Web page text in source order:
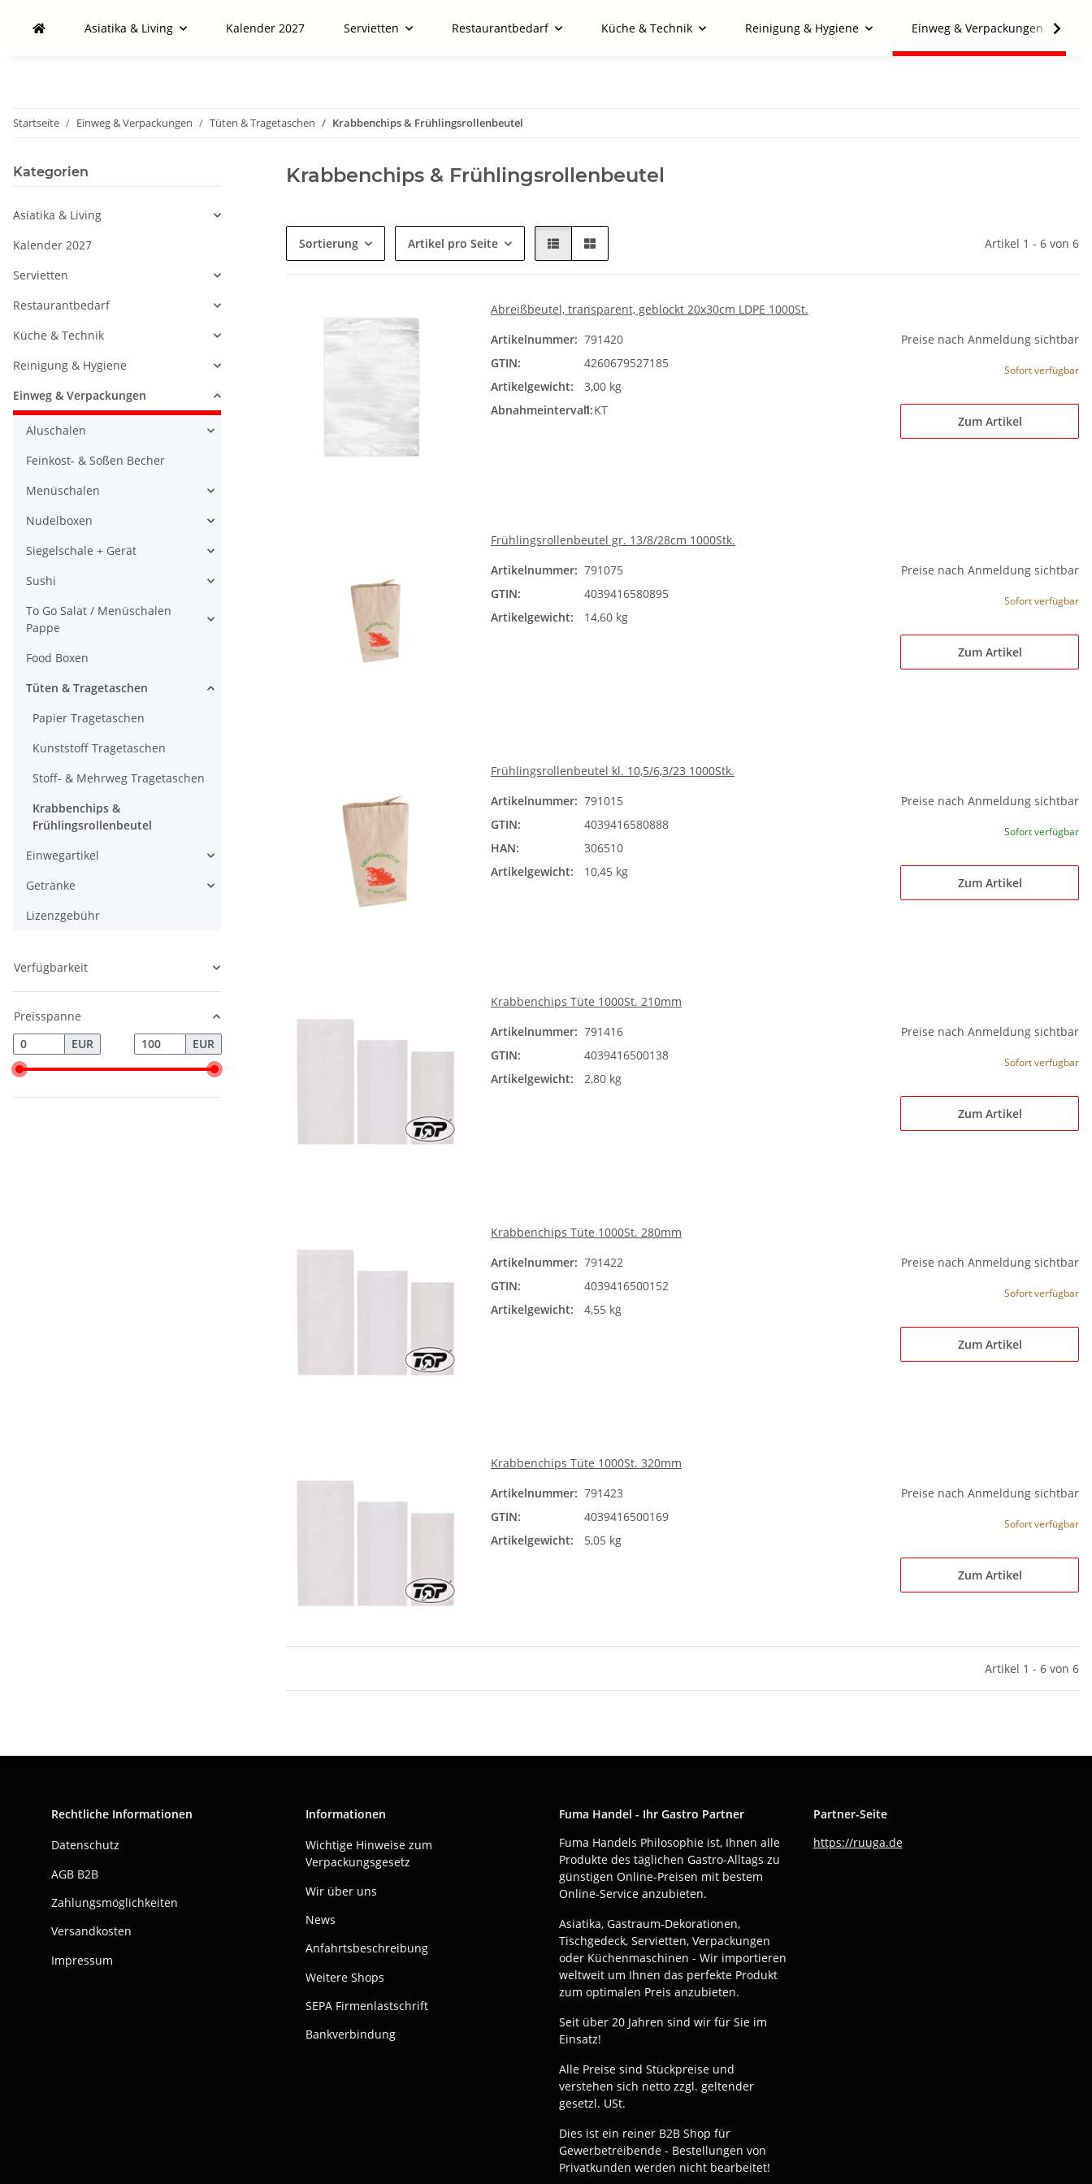
Asiatika & Living Kalender 2027 Servietten Restaurantbedarf Küche & Technik Reinigung & Hygiene Einweg & Verpackungen
Startseite Einweg & Verpackungen Tüten & Tragetaschen Krabbenchips & Frühlingsrollenbeutel
Krabbenchips & Frühlingsrollenbeutel
Sortierung Artikel pro Seite Artikel 1 - 6 von 6
Abreißbeutel, transparent, geblockt 20x30cm LDPE 1000St.
Artikelnummer: 791420
GTIN:
4260679527185
Artikelgewicht:
3,00 kg
Abnahmeintervall:1 KT
Preise nach Anmeldung sichtbar
Sofort verfügbar
Zum Artikel
Frühlingsrollenbeutel gr. 13/8/28cm 1000Stk.
Artikelnummer: 791075
GTIN:
4039416580895
Artikelgewicht:
14,60 kg
Preise nach Anmeldung sichtbar
Sofort verfügbar
Zum Artikel
Frühlingsrollenbeutel kl. 10,5/6,3/23 1000Stk.
Artikelnummer: 791015
GTIN:
4039416580888
HAN:
306510
Artikelgewicht:
10,45 kg
Preise nach Anmeldung sichtbar
Sofort verfügbar
Zum Artikel
Krabbenchips Tüte 1000St. 210mm
Artikelnummer: 791416
GTIN:
4039416500138
Artikelgewicht:
2,80 kg
Preise nach Anmeldung sichtbar
Sofort verfügbar
Zum Artikel
Krabbenchips Tüte 1000St. 280mm
Artikelnummer: 791422
GTIN:
4039416500152
Artikelgewicht:
4,55 kg
Preise nach Anmeldung sichtbar
Sofort verfügbar
Zum Artikel
Krabbenchips Tüte 1000St. 320mm
Artikelnummer: 791423
GTIN:
4039416500169
Artikelgewicht:
5,05 kg
Preise nach Anmeldung sichtbar
Sofort verfügbar
Zum Artikel
Artikel 1 - 6 von 6
Kategorien
Asiatika & Living
Kalender 2027
Servietten
Restaurantbedarf
Küche & Technik
Reinigung & Hygiene
Einweg & Verpackungen
Aluschalen
Feinkost- & Soßen Becher
Menüschalen
Nudelboxen
Siegelschale + Gerät
Sushi
To Go Salat / Menüschalen
Pappe
Food Boxen
Tüten & Tragetaschen
Papier Tragetaschen
Kunststoff Tragetaschen
Stoff- & Mehrweg Tragetaschen
Krabbenchips &
Frühlingsrollenbeutel
Einwegartikel
Getränke
Lizenzgebühr
Verfügbarkeit
Preisspanne
EUR
EUR
Rechtliche Informationen
Datenschutz
AGB B2B
Zahlungsmöglichkeiten
Versandkosten
Impressum
Informationen
Wichtige Hinweise zum
Verpackungsgesetz
Wir über uns
News
Anfahrtsbeschreibung
Weitere Shops
SEPA Firmenlastschrift
Bankverbindung
Fuma Handel - Ihr Gastro Partner
Fuma Handels Philosophie ist, Ihnen alle
Produkte des täglichen Gastro-Alltags zu
günstigen Online-Preisen mit bestem
Online-Service anzubieten.
Asiatika, Gastraum-Dekorationen,
Tischgedeck, Servietten, Verpackungen
oder Küchenmaschinen - Wir importieren
weltweit um Ihnen das perfekte Produkt
zum optimalen Preis anzubieten.
Seit über 20 Jahren sind wir für Sie im
Einsatz!
Alle Preise sind Stückpreise und
verstehen sich netto zzgl. geltender
gesetzl. USt.
Dies ist ein reiner B2B Shop für
Gewerbetreibende - Bestellungen von
Privatkunden werden nicht bearbeitet!
Partner-Seite
https://ruuga.de